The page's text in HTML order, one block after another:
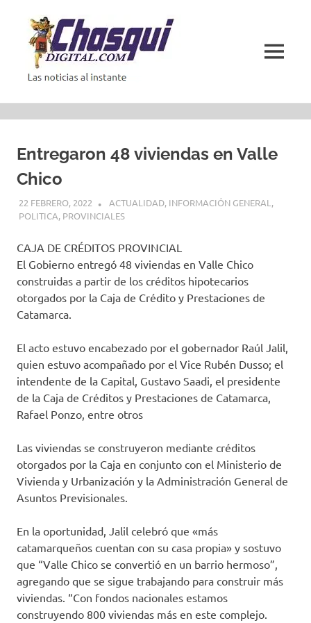
contenido
MENÚ
Entregaron 48 viviendas en Valle
Chico
22 FEBRERO, 2022 ACTUALIDAD, INFORMACIÓN GENERAL ,
POLITICA, PROVINCIALES
CAJA DE CRÉDITOS PROVINCIAL
El Gobierno entregó 48 viviendas en Valle Chico
construidas a partir de los créditos hipotecarios
otorgados por la Caja de Crédito y Prestaciones de
Catamarca.
El acto estuvo encabezado por el gobernador Raúl Jalil,
quien estuvo acompañado por el Vice Rubén Dusso; el
intendente de la Capital, Gustavo Saadi, el presidente
de la Caja de Créditos y Prestaciones de Catamarca,
Rafael Ponzo, entre otros
Las viviendas se construyeron mediante créditos
otorgados por la Caja en conjunto con el Ministerio de
Vivienda y Urbanización y la Administración General de
Asuntos Previsionales.
En la oportunidad, Jalil celebró que «más
catamarqueños cuentan con su casa propia» y sostuvo
que “Valle Chico se convertió en un barrio hermoso”,
agregando que se sigue trabajando para construir más
viviendas. “Con fondos nacionales estamos
construyendo 800 viviendas más en este complejo.